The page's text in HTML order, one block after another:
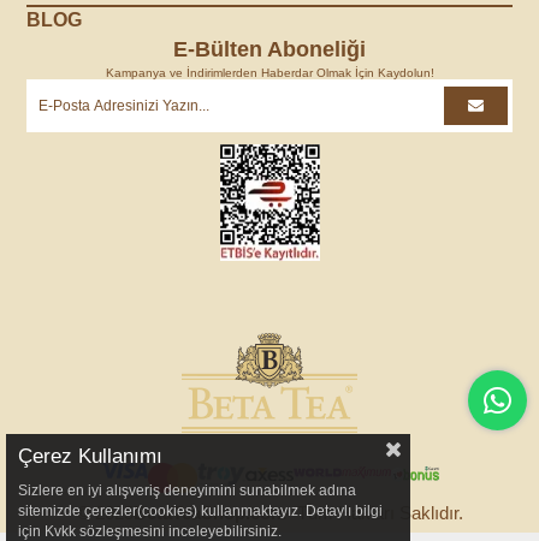
BLOG
E-Bülten Aboneliği
Kampanya ve İndirimlerden Haberdar Olmak İçin Kaydolun!
© 2025BetaTeaShop.com- Tüm Hakları Saklıdır.
Çerez Kullanımı
Sizlere en iyi alışveriş deneyimini sunabilmek adına
sitemizde çerezler(cookies) kullanmaktayız. Detaylı bilgi
için Kvkk sözleşmesini inceleyebilirsiniz.